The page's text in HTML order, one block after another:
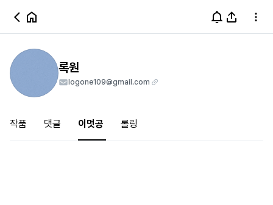
록원
logone109@gmail.com
작품 댓글 이멋공 롤링